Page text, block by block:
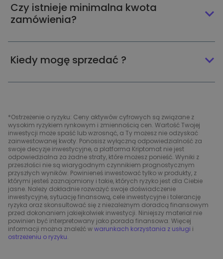
Czy istnieje minimalna kwota
zamówienia?
Kiedy mogę sprzedać ?
*Ostrzeżenie o ryzyku: Ceny aktywów cyfrowych są związane z
wysokim ryzykiem rynkowym i zmiennością cen. Wartość Twojej
inwestycji może spaść lub wzrosnąć, a Ty możesz nie odzyskać
zainwestowanej kwoty. Ponosisz wyłączną odpowiedzialność za
swoje decyzje inwestycyjne, a platforma Kriptomat nie jest
odpowiedzialna za żadne straty, które możesz ponieść. Wyniki z
przeszłości nie są wiarygodnym czynnikiem prognostycznym
przyszłych wyników. Powinieneś inwestować tylko w produkty, z
którymi jesteś zaznajomiony i takie, których ryzyko jest dla Ciebie
jasne. Należy dokładnie rozważyć swoje doświadczenie
inwestycyjne, sytuację finansową, cele inwestycyjne i tolerancję
ryzyka oraz skonsultować się z niezależnym doradcą finansowym
przed dokonaniem jakiejkolwiek inwestycji. Niniejszy materiał nie
powinien być interpretowany jako porada finansowa. Więcej
informacji można znaleźć wwarunkach korzystania z usługi i
ostrzeżeniu o ryzyku.